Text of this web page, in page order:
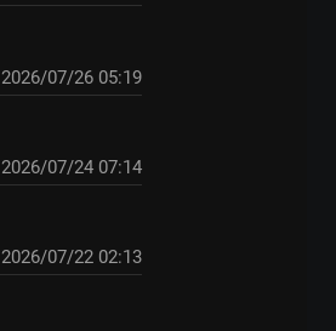
2026/07/26 05:19
2026/07/24 07:14
2026/07/22 02:13